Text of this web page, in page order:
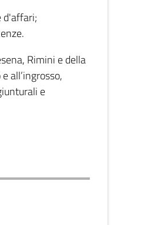
d'affari;
Rimini e della
all’ingrosso,
e